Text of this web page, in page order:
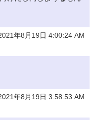
年8月19日 4:00:24 AM
年8月19日 3:58:53 AM